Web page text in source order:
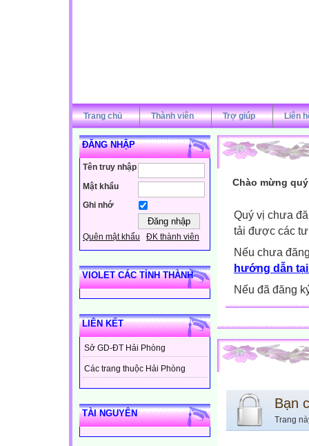
Trang chủ Thành viên Trợ giúp Liên
ĐĂNG NHẬP
Tên truy nhập
Mật khẩu
Ghi nhớ
Quên mật khẩu ĐK thành viên
VIOLET CÁC TỈNH THÀNH
LIÊN KẾT
Sở GD-ĐT Hải Phòng
Các trang thuộc Hải Phòng
TÀI NGUYÊN
Chào mừng
Quý vị chưa
tải được các
Nếu chưa
hướng dẫn
Nếu đã đăng
Bạn
Trang